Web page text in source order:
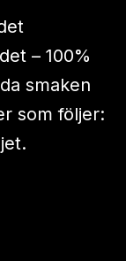
– 100%
smaken
som följer: